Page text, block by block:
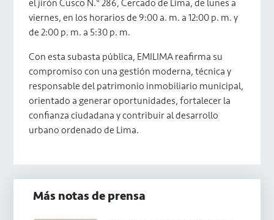
el jirón Cusco N.° 286, Cercado de Lima, de lunes a
viernes, en los horarios de 9:00 a. m. a 12:00 p. m. y
de 2:00 p. m. a 5:30 p. m.
Con esta subasta pública, EMILIMA reafirma su
compromiso con una gestión moderna, técnica y
responsable del patrimonio inmobiliario municipal,
orientado a generar oportunidades, fortalecer la
confianza ciudadana y contribuir al desarrollo
urbano ordenado de Lima.
Más notas de prensa